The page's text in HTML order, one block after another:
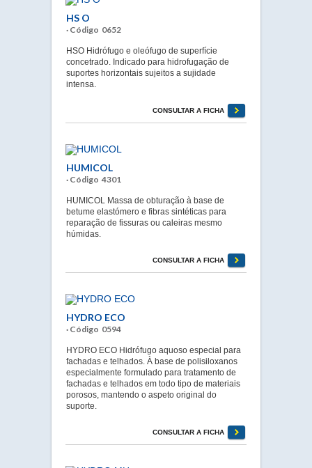
HS O
· Código 0652
HSO Hidrófugo e oleófugo de superfície
concetrado. Indicado para hidrofugação de
suportes horizontais sujeitos a sujidade
intensa.
CONSULTAR A FICHA
HUMICOL
· Código 4301
HUMICOL Massa de obturação à base de
betume elastómero e fibras sintéticas para
reparação de fissuras ou caleiras mesmo
húmidas.
CONSULTAR A FICHA
HYDRO ECO
· Código 0594
HYDRO ECO Hidrófugo aquoso especial para
fachadas e telhados. À base de polisiloxanos
especialmente formulado para tratamento de
fachadas e telhados em todo tipo de materiais
porosos, mantendo o aspeto original do
suporte.
CONSULTAR A FICHA